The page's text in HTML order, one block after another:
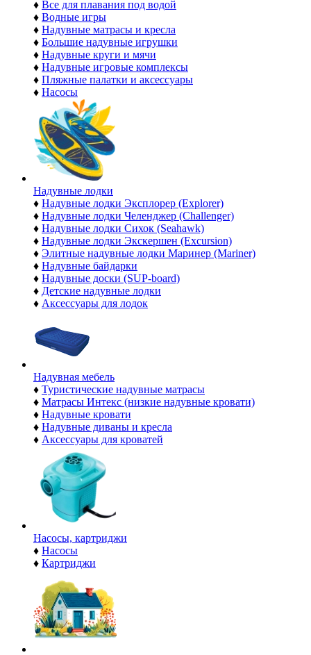
♦ Все для плавания под водой
♦ Водные игры
♦ Надувные матрасы и кресла
♦ Большие надувные игрушки
♦ Надувные круги и мячи
♦ Надувные игровые комплексы
♦ Пляжные палатки и аксессуары
♦ Насосы
Надувные лодки
♦ Надувные лодки Эксплорер (Explorer)
♦ Надувные лодки Челенджер (Challenger)
♦ Надувные лодки Сихок (Seahawk)
♦ Надувные лодки Экскершен (Excursion)
♦ Элитные надувные лодки Маринер (Mariner)
♦ Надувные байдарки
♦ Надувные доски (SUP-board)
♦ Детские надувные лодки
♦ Аксессуары для лодок
Надувная мебель
♦ Туристические надувные матрасы
♦ Матрасы Интекс (низкие надувные кровати)
♦ Надувные кровати
♦ Надувные диваны и кресла
♦ Аксессуары для кроватей
Насосы, картриджи
♦ Насосы
♦ Картриджи